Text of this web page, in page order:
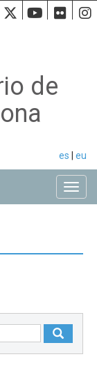
Twiiter
de
es eu